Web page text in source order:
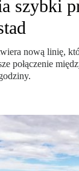
szybki
nową linię,
połączenie